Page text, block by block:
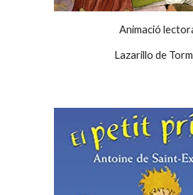
Animació
Lazarillo de